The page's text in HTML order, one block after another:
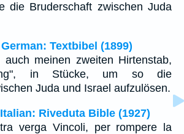
die Bruderschaft zwischen Juda
Textbibel (1899)
meinen zweiten Hirtenstab,
in Stücke, um so die
Juda und Israel aufzulösen.
Riveduta Bible (1927)
verga Vincoli, per rompere la